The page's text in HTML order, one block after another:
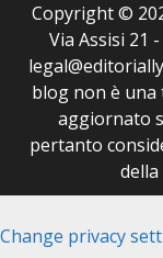
Copyright ©
Via Assisi 21
blog non è
aggiornato
pertanto
della
Change privacy